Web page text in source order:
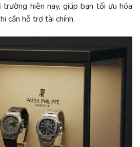
hiện nay, giúp bạn tối ưu hóa
cần hỗ trợ tài chính.